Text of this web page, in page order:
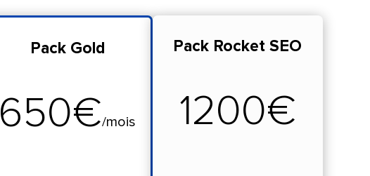
Pack Gold
650€/mois
Pack Rocket SEO
1200€